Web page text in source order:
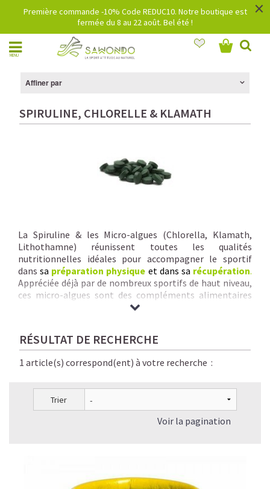
Première commande -10% Code REDUC10. Notre boutique est
fermée du 8 au 22 août. Bel été !
×
MENU
Affiner par
SPIRULINE, CHLORELLE & KLAMATH
La Spiruline & les Micro-algues (Chlorella, Klamath,
Lithothamne) réunissent toutes les qualités
nutritionnelles idéales pour accompagner le sportif
dans sa préparation physique et dans sa récupération.
Appréciée déjà par de nombreux sportifs de haut niveau,
ces micro-algues sont des compléments alimentaires
naturels, sains, parfaitement digestes et éco-
Nous vous garantissons
qualité inégalée :origine + pureté + traçabilité +
savoir-faire rigoureux + séchage à basse
température + absence de contaminants chimiques.
RÉSULTAT DE RECHERCHE
1 article(s) correspond(ent) à votre recherche :
Trier
Voir la pagination